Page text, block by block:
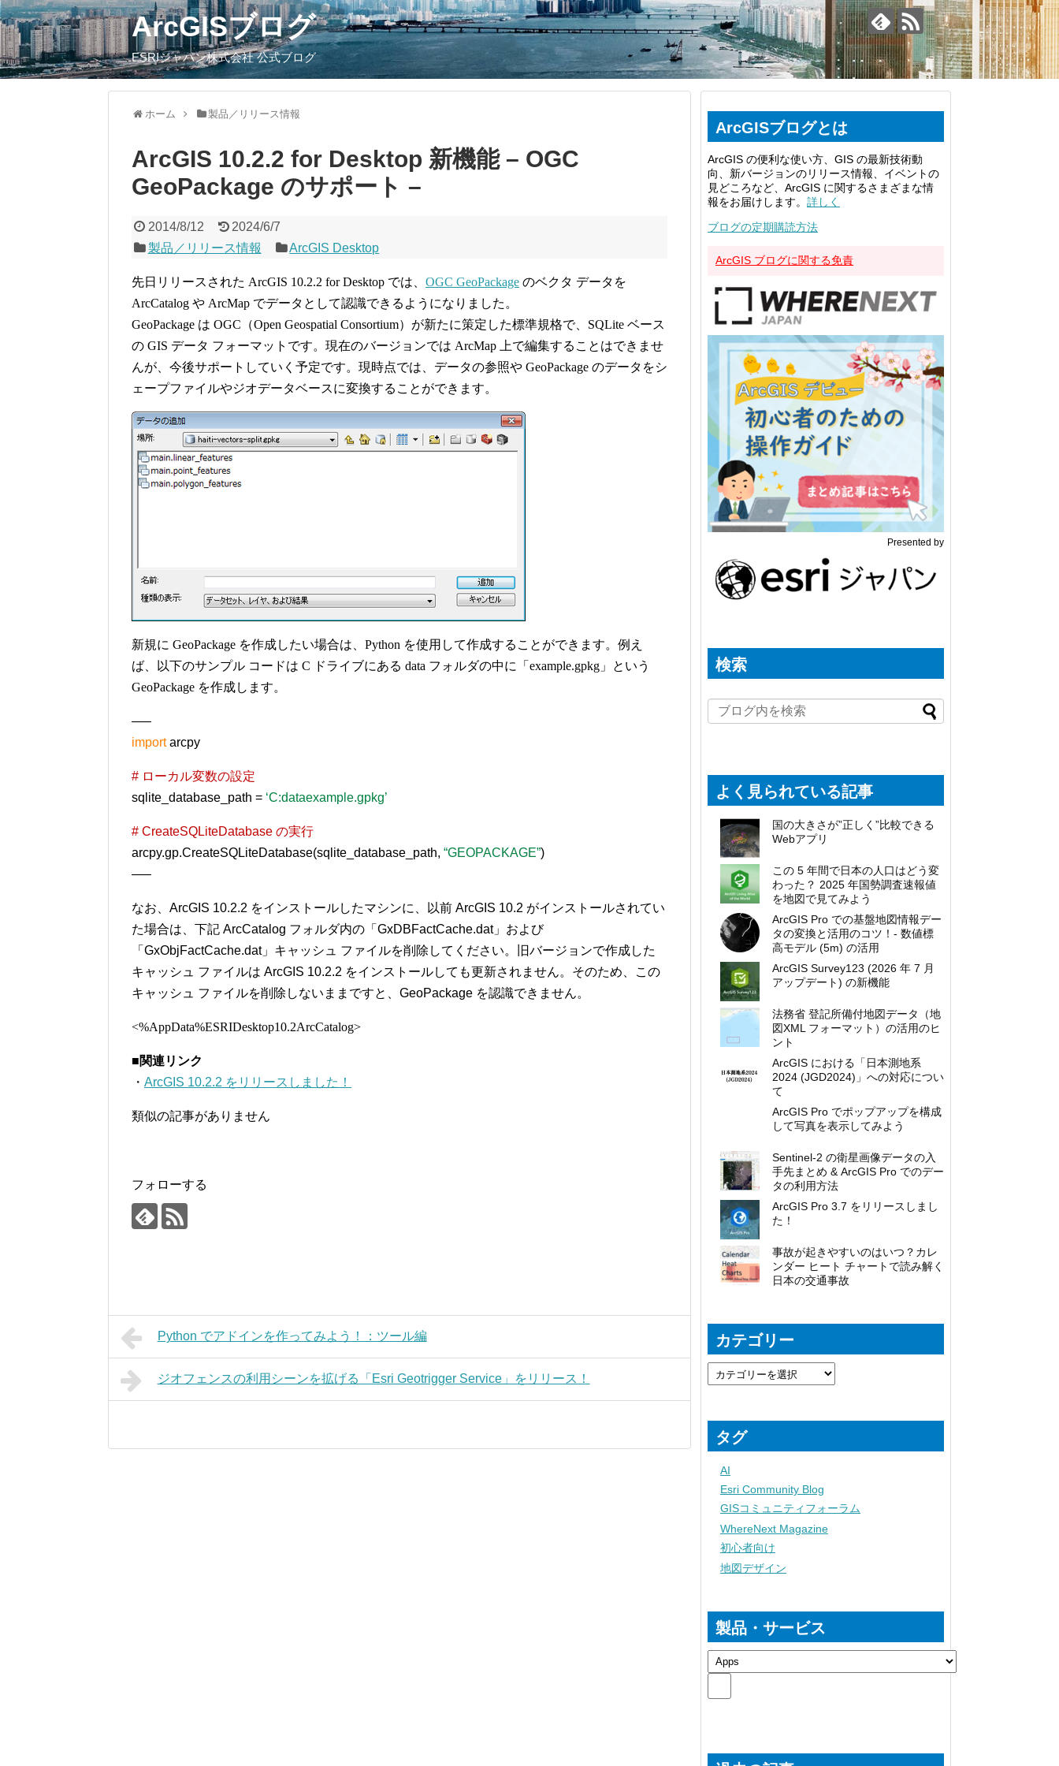
ArcGISブログ
ESRIジャパン株式会社 公式ブログ
ホーム 製品／リリース情報
ArcGIS 10.2.2 for Desktop 新機能 – OGC
GeoPackage のサポート –
2014/8/12
2024/6/7
製品／リリース情報
ArcGIS Desktop
先日リリースされた ArcGIS 10.2.2 for Desktop では、 OGC GeoPackage のベクタ データを
ArcCatalog や ArcMap でデータとして認識できるようになりました。
GeoPackage は OGC（Open Geospatial Consortium）が新たに策定した標準規格で、SQLite ベース
の GIS データ フォーマットです。現在のバージョンでは ArcMap 上で編集することはできませ
んが、今後サポートしていく予定です。現時点では、データの参照や GeoPackage のデータをシ
ェープファイルやジオデータベースに変換することができます。
新規に GeoPackage を作成したい場合は、Python を使用して作成することができます。例え
ば、以下のサンプル コードは C ドライブにある data フォルダの中に「example.gpkg」という
GeoPackage を作成します。
—–
importarcpy
# ローカル変数の設定
sqlite_database_path = ‘C:dataexample.gpkg’
# CreateSQLiteDatabase の実行
arcpy.gp.CreateSQLiteDatabase(sqlite_database_path, “GEOPACKAGE”)
—–
なお、ArcGIS 10.2.2 をインストールしたマシンに、以前 ArcGIS 10.2 がインストールされてい
た場合は、下記 ArcCatalog フォルダ内の「GxDBFactCache.dat」および
「GxObjFactCache.dat」キャッシュ ファイルを削除してください。旧バージョンで作成した
キャッシュ ファイルは ArcGIS 10.2.2 をインストールしても更新されません。そのため、この
キャッシュ ファイルを削除しないままですと、GeoPackage を認識できません。
<%AppData%ESRIDesktop10.2ArcCatalog>
■関連リンク
・ ArcGIS 10.2.2 をリリースしました！
類似の記事がありません
フォローする
Python でアドインを作ってみよう！：ツール編
ジオフェンスの利用シーンを拡げる「Esri Geotrigger Service」をリリース！
ArcGISブログとは
ArcGIS の便利な使い方、GIS の最新技術動
向、新バージョンのリリース情報、イベントの
見どころなど、ArcGIS に関するさまざまな情
報をお届けします。 詳しく
ブログの定期購読方法
ArcGIS ブログに関する免責
Presented by
検索
よく見られている記事
国の大きさが”正しく”比較できる
Webアプリ
この 5 年間で日本の人口はどう変
わった？ 2025 年国勢調査速報値
を地図で見てみよう
ArcGIS Pro での基盤地図情報デー
タの変換と活用のコツ！- 数値標
高モデル (5m) の活用
ArcGIS Survey123 (2026 年 7 月
アップデート) の新機能
法務省 登記所備付地図データ（地
図XML フォーマット）の活用のヒ
ント
ArcGIS における「日本測地系
2024 (JGD2024)」への対応につい
て
ArcGIS Pro でポップアップを構成
して写真を表示してみよう
Sentinel-2 の衛星画像データの入
手先まとめ & ArcGIS Pro でのデー
タの利用方法
ArcGIS Pro 3.7 をリリースしまし
た！
事故が起きやすいのはいつ？カレ
ンダー ヒート チャートで読み解く
日本の交通事故
カテゴリー
タグ
AI
Esri Community Blog
GISコミュニティフォーラム
WhereNext Magazine
初心者向け
地図デザイン
製品・サービス